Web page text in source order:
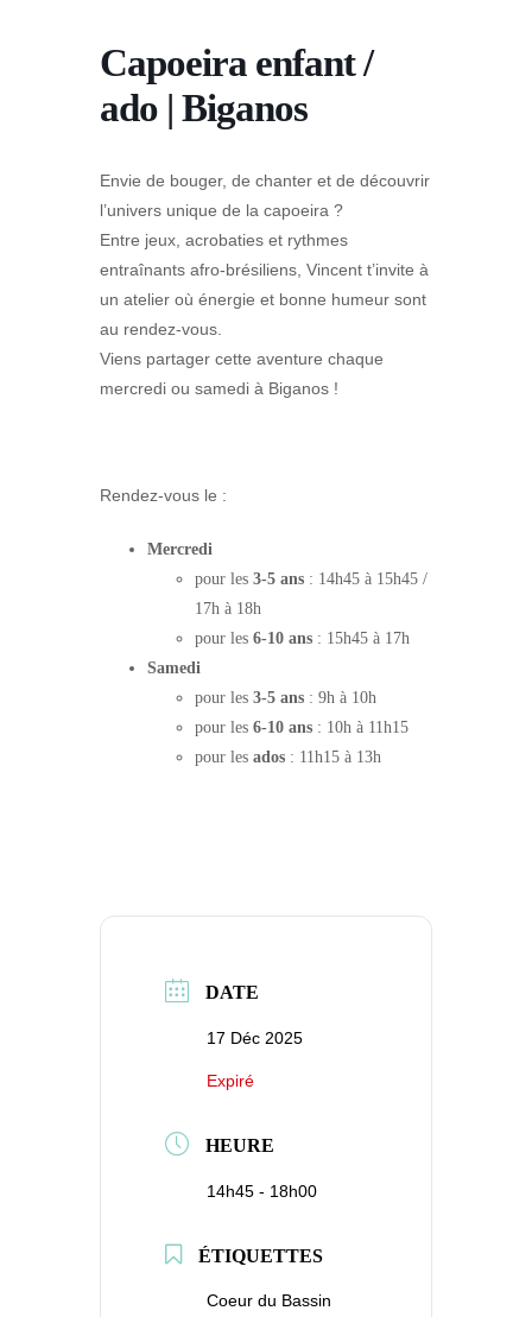
Capoeira enfant /
ado | Biganos
Envie de bouger, de chanter et de découvrir
l’univers unique de la capoeira ?
Entre jeux, acrobaties et rythmes
entraînants afro-brésiliens, Vincent t’invite à
un atelier où énergie et bonne humeur sont
au rendez-vous.
Viens partager cette aventure chaque
mercredi ou samedi à Biganos !
Rendez-vous le :
Mercredi
pour les 3-5 ans : 14h45 à 15h45 /
17h à 18h
pour les 6-10 ans : 15h45 à 17h
Samedi
pour les 3-5 ans : 9h à 10h
pour les 6-10 ans : 10h à 11h15
pour les ados : 11h15 à 13h
DATE
17 Déc 2025
Expiré
HEURE
14h45 - 18h00
ÉTIQUETTES
Coeur du Bassin